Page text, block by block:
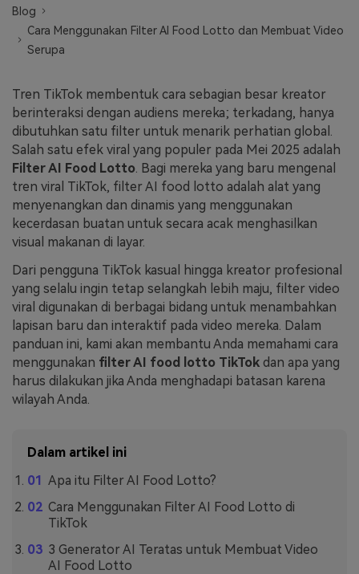
FAQs Hubungi Kami
Tips & Tutorial AI
Postingan Terbaru
Jelajahi Lebih Banyak >>
Blog
Cara Menggunakan Filter AI Food Lotto dan Membuat Video
Serupa
Tren TikTok membentuk cara sebagian besar kreator
berinteraksi dengan audiens mereka; terkadang, hanya
dibutuhkan satu filter untuk menarik perhatian global.
Salah satu efek viral yang populer pada Mei 2025 adalah
Filter AI Food Lotto . Bagi mereka yang baru mengenal
tren viral TikTok, filter AI food lotto adalah alat yang
menyenangkan dan dinamis yang menggunakan
kecerdasan buatan untuk secara acak menghasilkan
visual makanan di layar.
Dari pengguna TikTok kasual hingga kreator profesional
yang selalu ingin tetap selangkah lebih maju, filter video
viral digunakan di berbagai bidang untuk menambahkan
lapisan baru dan interaktif pada video mereka. Dalam
panduan ini, kami akan membantu Anda memahami cara
menggunakan filter AI food lotto TikTok dan apa yang
harus dilakukan jika Anda menghadapi batasan karena
wilayah Anda.
Dalam artikel ini
Apa itu Filter AI Food Lotto?
Cara Menggunakan Filter AI Food Lotto di
TikTok
3 Generator AI Teratas untuk Membuat Video
AI Food Lotto